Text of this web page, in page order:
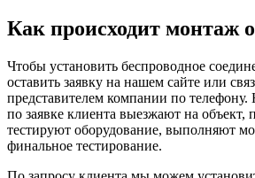
Как происходит монтаж
Чтобы установить беспроводное
оставить заявку на нашем сайте или
представителем компании по
по заявке клиента выезжают на объект,
тестируют оборудование, выполняют
финальное тестирование.